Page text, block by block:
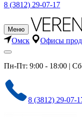
8 (3812) 29-07-17
Меню
Омск Офисы
Пн-Пт: 9:00 - 18:00 |
8 (3812) 29-07-